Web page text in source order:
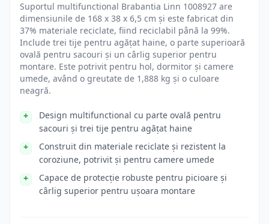
Suportul multifunctional Brabantia Linn 1008927 are
dimensiunile de 168 x 38 x 6,5 cm și este fabricat din
37% materiale reciclate, fiind reciclabil până la 99%.
Include trei tije pentru agățat haine, o parte superioară
ovală pentru sacouri și un cârlig superior pentru
montare. Este potrivit pentru hol, dormitor și camere
umede, având o greutate de 1,888 kg și o culoare
neagră.
Design multifunctional cu parte ovală pentru
sacouri și trei tije pentru agățat haine
Construit din materiale reciclate și rezistent la
coroziune, potrivit și pentru camere umede
Capace de protecție robuste pentru picioare și
cârlig superior pentru ușoara montare